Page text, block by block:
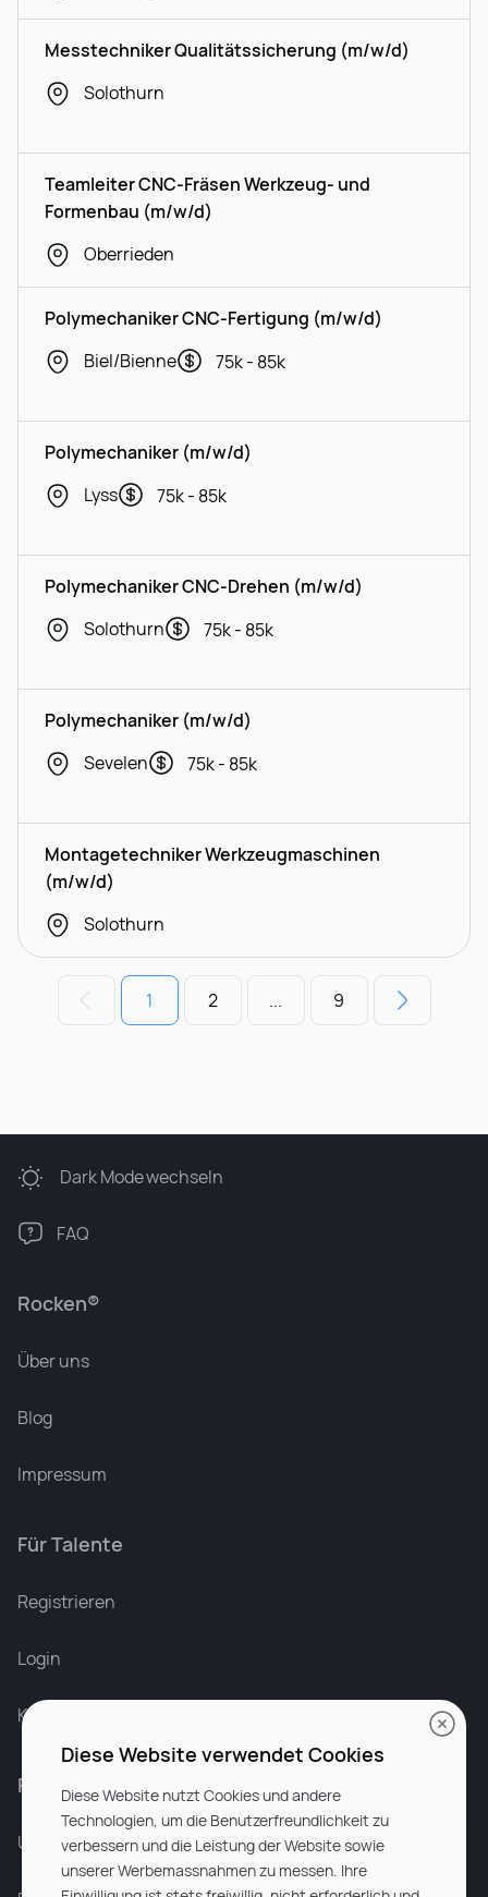
Messtechniker Qualitätssicherung (m/w/d)
Solothurn
Teamleiter CNC-Fräsen Werkzeug- und
Formenbau (m/w/d)
Oberrieden
Polymechaniker CNC-Fertigung (m/w/d)
Biel/Bienne
75k - 85k
Polymechaniker (m/w/d)
Lyss
75k - 85k
Polymechaniker CNC-Drehen (m/w/d)
Solothurn
75k - 85k
Polymechaniker (m/w/d)
Sevelen
75k - 85k
Montagetechniker Werkzeugmaschinen
(m/w/d)
Solothurn
1 2 ... 9
Rocken®
Über uns
Blog
Impressum
Für Talente
Registrieren
Login
Karriere bei Rocken
Für Unternehmen
Unsere Dienstleistungen
Dark Modewechseln
FAQ
Diese Website verwendet Cookies
Diese Website nutzt Cookies und andere
Technologien, um die Benutzerfreundlichkeit zu
verbessern und die Leistung der Website sowie
unserer Werbemassnahmen zu messen. Ihre